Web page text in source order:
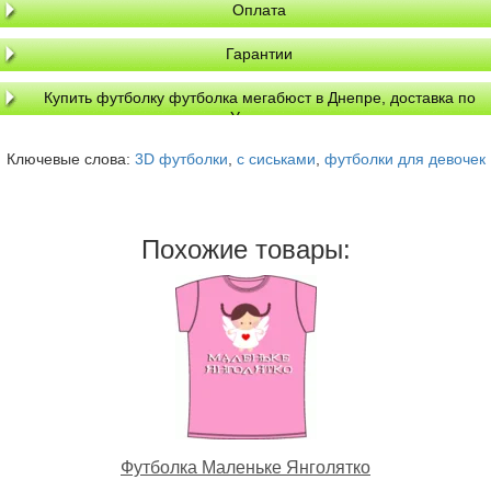
Оплата
Гарантии
Купить футболку футболка мегабюст в Днепре, доставка по
Украине
Ключевые слова: 3D футболки, с сиськами, футболки для девочек
Похожие товары:
Футболка Маленьке Янголятко